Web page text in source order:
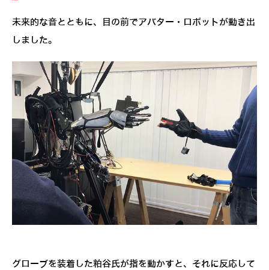
未来的な音とともに、目の前でアバター・ロボットが動き出
しました。
グローブを装着した粕谷氏が指を動かすと、それに反応して